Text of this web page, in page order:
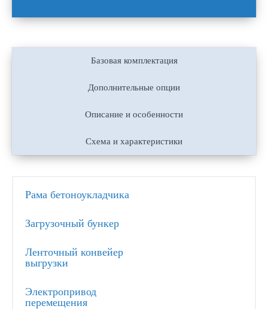
Базовая комплектация
Дополнительные опции
Описание и особенности
Схема и характеристики
Рама бетоноукладчика
Загрузочный бункер
Ленточный конвейер
выгрузки
Электропривод
перемещения